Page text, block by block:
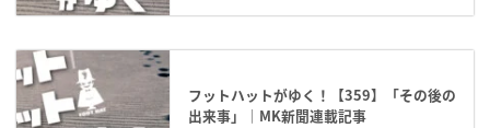
フットハットがゆく！【359】「その後の
出来事」｜MK新聞連載記事